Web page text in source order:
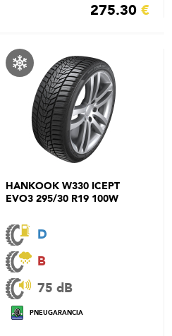
275.30 €
HANKOOK W330 ICEPT
EVO3 295/30 R19 100W
D
B
75 dB
PNEUGARANCIA